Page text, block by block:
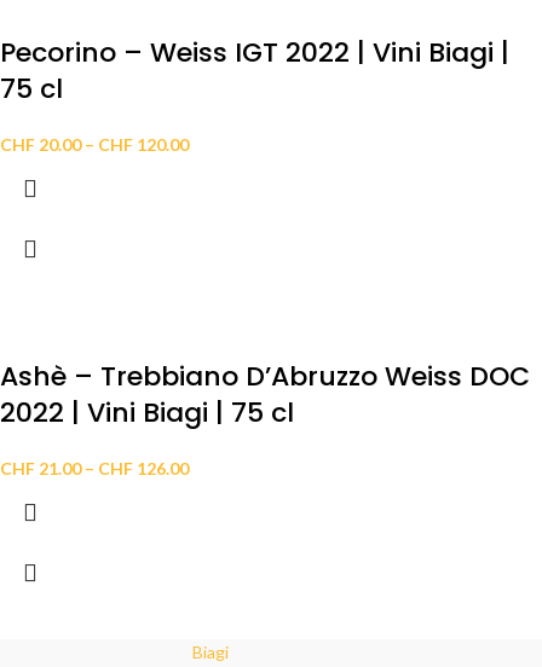
Pecorino – Weiss IGT 2022 | Vini Biagi |
75 cl
CHF 20.00 – CHF 120.00
Ashè – Trebbiano D’Abruzzo Weiss DOC
2022 | Vini Biagi | 75 cl
CHF 21.00 – CHF 126.00
Biagi